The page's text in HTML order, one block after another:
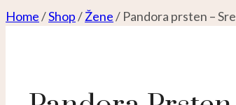
Home/Shop/Žene/ Pandora prsten –